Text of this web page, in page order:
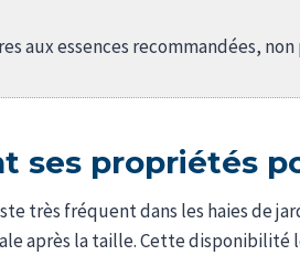
aux essences recommandées, non
ses propriétés
très fréquent dans les haies de
après la taille. Cette disponibilité